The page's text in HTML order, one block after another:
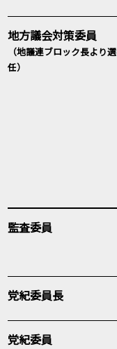
地方議会対策委員
（地議連ブロック長より選
任）
監査委員
党紀委員長
党紀委員